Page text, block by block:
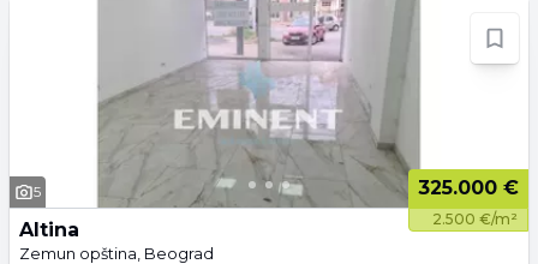
5 325.000 €
2.500 €/m²
Altina
Zemun opština, Beograd